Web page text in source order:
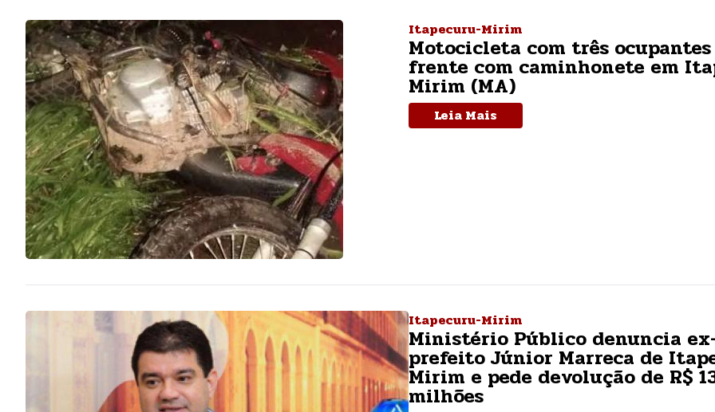
Itapecuru-Mirim
Motocicleta com três
frente com caminhonete em
Mirim (MA)
Leia Mais
Itapecuru-Mirim
Ministério Público denuncia
prefeito Júnior Marreca de
Mirim e pede devolução de R$
milhões